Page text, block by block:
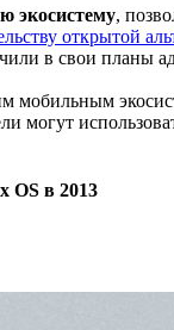
экосистему,
открытой
в свои планы
мобильным
могут
OS в 2013